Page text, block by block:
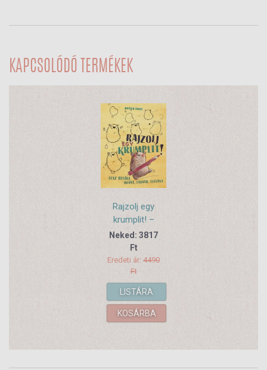
KAPCSOLÓDÓ TERMÉKEK
Rajzolj egy
krumplit! –
Lesz belőle
medve, lajhár,
elefánt...
Neked: 3817
Ft
Eredeti ár: 4490
Ft
LISTÁRA
KOSÁRBA